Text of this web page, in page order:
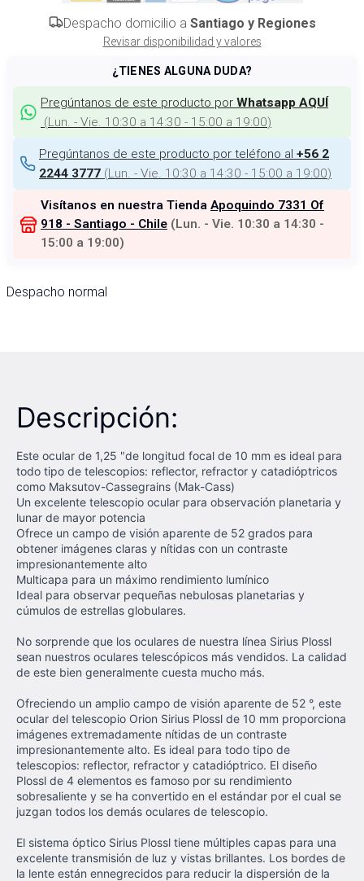
Despacho domicilio a Santiago y Regiones
Revisar disponibilidad y valores
¿TIENES ALGUNA DUDA?
Pregúntanos de este producto por Whatsapp AQUÍ
(Lun. - Vie. 10:30 a 14:30 - 15:00 a 19:00)
Pregúntanos de este producto por teléfono al +56 2
2244 3777 (Lun. - Vie. 10:30 a 14:30 - 15:00 a 19:00)
Visítanos en nuestra Tienda Apoquindo 7331 Of
918 - Santiago - Chile (Lun. - Vie. 10:30 a 14:30 -
15:00 a 19:00)
Despacho normal
Descripción:
Este ocular de 1,25 "de longitud focal de 10 mm es ideal para
todo tipo de telescopios: reflector, refractor y catadióptricos
como Maksutov-Cassegrains (Mak-Cass)
Un excelente telescopio ocular para observación planetaria y
lunar de mayor potencia
Ofrece un campo de visión aparente de 52 grados para
obtener imágenes claras y nítidas con un contraste
impresionantemente alto
Multicapa para un máximo rendimiento lumínico
Ideal para observar pequeñas nebulosas planetarias y
cúmulos de estrellas globulares.
No sorprende que los oculares de nuestra línea Sirius Plossl
sean nuestros oculares telescópicos más vendidos. La calidad
de este bien generalmente cuesta mucho más.
Ofreciendo un amplio campo de visión aparente de 52 °, este
ocular del telescopio Orion Sirius Plossl de 10 mm proporciona
imágenes extremadamente nítidas de un contraste
impresionantemente alto. Es ideal para todo tipo de
telescopios: reflector, refractor y catadióptrico. El diseño
Plossl de 4 elementos es famoso por su rendimiento
sobresaliente y se ha convertido en el estándar por el cual se
juzgan todos los demás oculares de telescopio.
El sistema óptico Sirius Plossl tiene múltiples capas para una
excelente transmisión de luz y vistas brillantes. Los bordes de
la lente están ennegrecidos para reducir la dispersión de la